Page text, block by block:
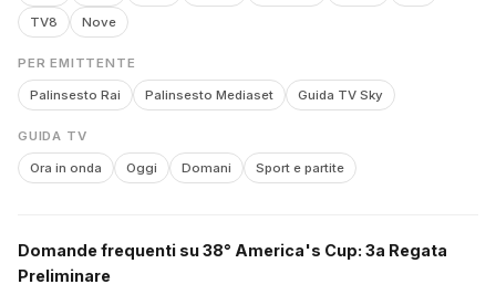
TV8
Nove
PER EMITTENTE
Palinsesto Rai Palinsesto Mediaset Guida TV Sky
GUIDA TV
Ora in onda Oggi Domani Sport e partite
Domande frequenti su 38° America's Cup: 3a Regata
Preliminare